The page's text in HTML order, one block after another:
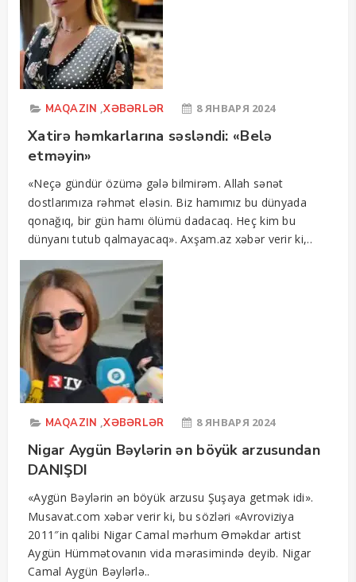
MAQAZIN ,XƏBƏRLƏR 8 ЯНВАРЯ 2024
Xatirə həmkarlarına səsləndi: «Belə
etməyin»
«Neçə gündür özümə gələ bilmirəm. Allah sənət
dostlarımıza rəhmət eləsin. Biz hamımız bu dünyada
qonağıq, bir gün hamı ölümü dadacaq. Heç kim bu
dünyanı tutub qalmayacaq». Axşam.az xəbər verir ki,..
MAQAZIN ,XƏBƏRLƏR 8 ЯНВАРЯ 2024
Nigar Aygün Bəylərin ən böyük arzusundan
DANIŞDI
«Aygün Bəylərin ən böyük arzusu Şuşaya getmək idi».
Musavat.com xəbər verir ki, bu sözləri «Avroviziya
2011″in qalibi Nigar Camal mərhum Əməkdar artist
Aygün Hümmətovanın vida mərasimində deyib. Nigar
Camal Aygün Bəylərlə..